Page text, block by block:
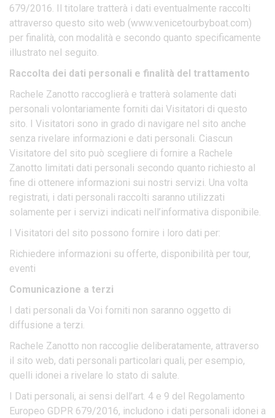
679/2016. Il titolare tratterà i dati eventualmente raccolti
attraverso questo sito web (www.venicetourbyboat.com)
per finalità, con modalità e secondo quanto specificamente
illustrato nel seguito.
Raccolta dei dati personali e finalità del trattamento
Rachele Zanotto raccoglierà e tratterà solamente dati
personali volontariamente forniti dai Visitatori di questo
sito. I Visitatori sono in grado di navigare nel sito anche
senza rivelare informazioni e dati personali. Ciascun
Visitatore del sito può scegliere di fornire a Rachele
Zanotto limitati dati personali secondo quanto richiesto al
fine di ottenere informazioni sui nostri servizi. Una volta
registrati, i dati personali raccolti saranno utilizzati
solamente per i servizi indicati nell’informativa disponibile.
I Visitatori del sito possono fornire i loro dati per:
Richiedere informazioni su offerte, disponibilità per tour,
eventi
Comunicazione a terzi
I dati personali da Voi forniti non saranno oggetto di
diffusione a terzi.
Rachele Zanotto non raccoglie deliberatamente, attraverso
il sito web, dati personali particolari quali, per esempio,
quelli idonei a rivelare lo stato di salute.
I Dati personali, ai sensi dell’art. 4 e 9 del Regolamento
Europeo GDPR 679/2016, includono i dati personali idonei a